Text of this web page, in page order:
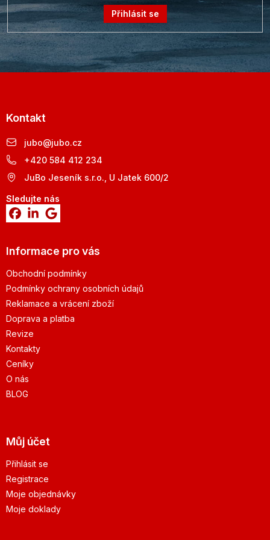
Přihlásit se
Kontakt
jubo@jubo.cz
+420 584 412 234
JuBo Jeseník s.r.o., U Jatek 600/2
Sledujte nás
Informace pro vás
Obchodní podmínky
Podmínky ochrany osobních údajů
Reklamace a vrácení zboží
Doprava a platba
Revize
Kontakty
Ceníky
O nás
BLOG
Můj účet
Přihlásit se
Registrace
Moje objednávky
Moje doklady